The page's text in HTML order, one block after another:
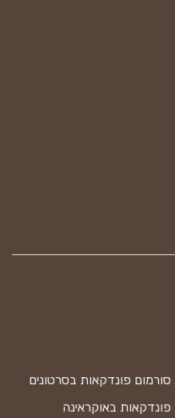
סורמום פונדקאות בסרטונים
פונדקאות באוקראינה